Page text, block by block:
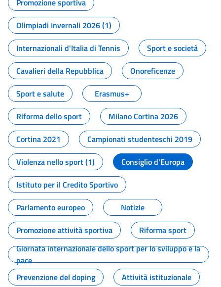
Promozione sportiva
Olimpiadi Invernali 2026 (1)
Internazionali d'Italia di Tennis
Sport e società
Cavalieri della Repubblica
Onoreficenze
Sport e salute
Erasmus+
Riforma dello sport
Milano Cortina 2026
Cortina 2021
Campionati studenteschi 2019
Violenza nello sport (1)
Consiglio d'Europa
Istituto per il Credito Sportivo
Parlamento europeo
Notizie
Promozione attività sportiva
Riforma sport
Giornata internazionale dello sport per lo sviluppo e la
pace
Prevenzione del doping
Attività istituzionale